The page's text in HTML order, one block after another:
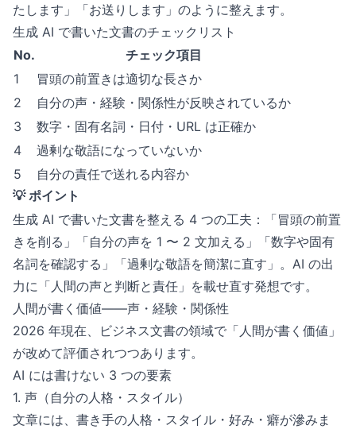
たします」「お送りします」のように整えます。
生成 AI で書いた文書のチェックリスト
No.
チェック項目
1
冒頭の前置きは適切な長さか
2
自分の声・経験・関係性が反映されているか
3
数字・固有名詞・日付・URL は正確か
4
過剰な敬語になっていないか
5
自分の責任で送れる内容か
💡 ポイント
生成 AI で書いた文書を整える 4 つの工夫：「冒頭の前置
きを削る」「自分の声を 1 〜 2 文加える」「数字や固有
名詞を確認する」「過剰な敬語を簡潔に直す」。AI の出
力に「人間の声と判断と責任」を載せ直す発想です。
人間が書く価値——声・経験・関係性
2026 年現在、ビジネス文書の領域で「人間が書く価値」
が改めて評価されつつあります。
AI には書けない 3 つの要素
1. 声（自分の人格・スタイル）
文章には、書き手の人格・スタイル・好み・癖が滲みま